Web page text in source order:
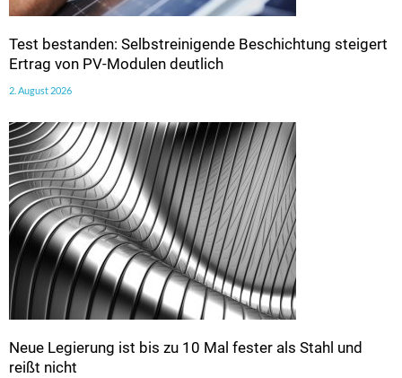
Test bestanden: Selbstreinigende Beschichtung steigert
Ertrag von PV-Modulen deutlich
2. August 2026
Neue Legierung ist bis zu 10 Mal fester als Stahl und
reißt nicht